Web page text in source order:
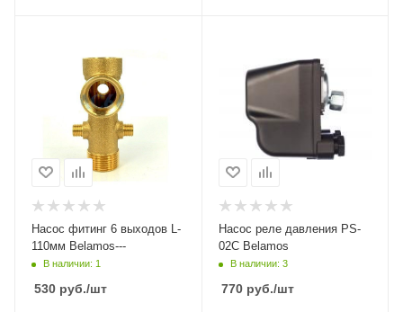
Насос фитинг 6 выходов L-
110мм Belamos---
В наличии: 1
530 руб./шт
Насос реле давления PS-
02C Belamos
В наличии: 3
770руб./шт